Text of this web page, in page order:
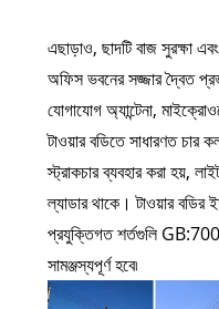
এছাড়াও, ছাদটি বাজ সুরক্ষা
অফিস ভবনের সজ্জার দ্বৈত
যোগাযোগ অ্যান্টেনা,
টাওয়ার বডিতে সাধারণত চার
স্ট্রাকচার ব্যবহার করা হয়,
ল্যাডার থাকে। টাওয়ার
প্রযুক্তিগত শর্তগুলি GB:700-
সামঞ্জস্যপূর্ণ হবে৷